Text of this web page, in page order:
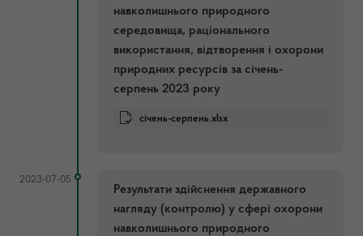
навколишнього природного
середовища, раціонального
використання, відтворення і охорони
природних ресурсів за січень-
серпень 2023 року
січень-серпень.xlsx
2023-07-05
Результати здійснення державного
нагляду (контролю) у сфері охорони
навколишнього природного